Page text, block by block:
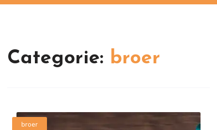
Categorie: broer
broer